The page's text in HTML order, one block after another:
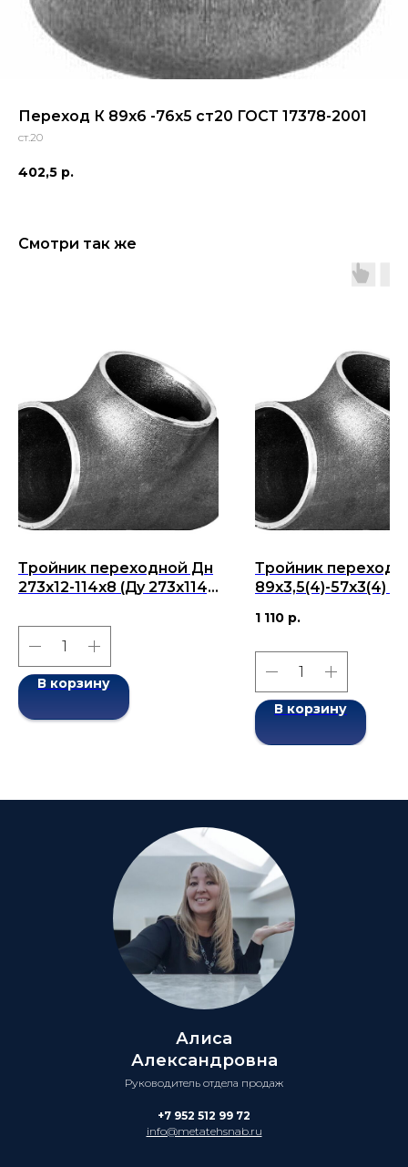
Переход К 89х6 -76х5 ст20 ГОСТ 17378-2001
ст.20
402,5 р.
Смотри так же
Тройник переходной Дн
273x12-114x8 (Ду 273x114)
2001
В корзину
Тройник
89х3,5(4)-57х3(4)
17376-2001
1 110 р.
В корзину
Алиса
Александровна
Руководитель отдела продаж
+7 952 512 99 72
info@metatehsnab.ru